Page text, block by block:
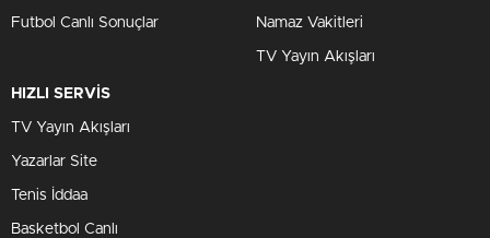
Futbol Canlı Sonuçlar Namaz Vakitleri
TV Yayın Akışları
HIZLI SERVİS
TV Yayın Akışları
Yazarlar Site
Tenis İddaa
Basketbol Canlı